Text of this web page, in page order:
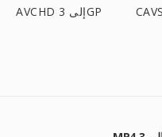
AVCHD إلى 3GP